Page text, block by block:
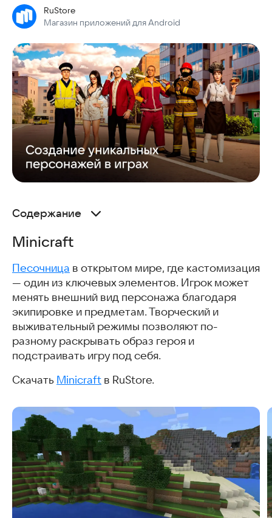
RuStore
Магазин приложений для Android
Содержание
Black Russia
Путь Короля
Legends Reborn
Athena: Blood Twins
Наруто: Битва Шиноби
Doll World: Build A Story
Геймплей и влияние кастомизации
Как работает кастомизация в мобильных играх
Советы по созданию уникального персонажа
Интересные статьи
Minicraft
Песочница в открытом мире, где кастомизация
— один из ключевых элементов. Игрок может
менять внешний вид персонажа благодаря
экипировке и предметам. Творческий и
выживательный режимы позволяют по-
разному раскрывать образ героя и
подстраивать игру под себя.
Скачать Minicraft в RuStore.